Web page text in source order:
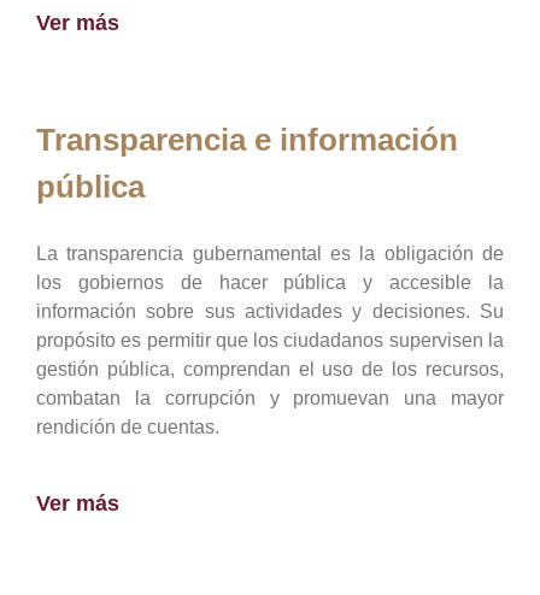
Ver más
Transparencia e información
pública
La transparencia gubernamental es la obligación de
los gobiernos de hacer pública y accesible la
información sobre sus actividades y decisiones. Su
propósito es permitir que los ciudadanos supervisen la
gestión pública, comprendan el uso de los recursos,
combatan la corrupción y promuevan una mayor
rendición de cuentas.
Ver más